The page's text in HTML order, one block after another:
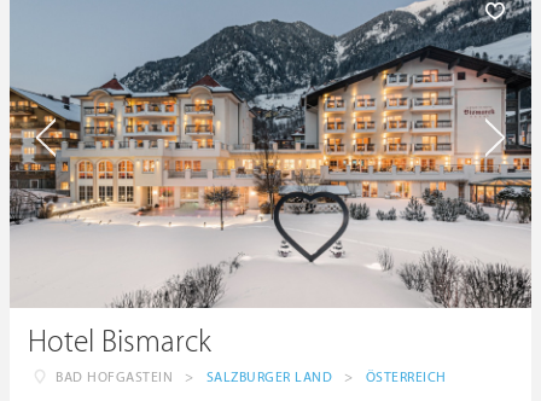
Hotel Bismarck
BAD HOFGASTEIN > SALZBURGER LAND > ÖSTERREICH